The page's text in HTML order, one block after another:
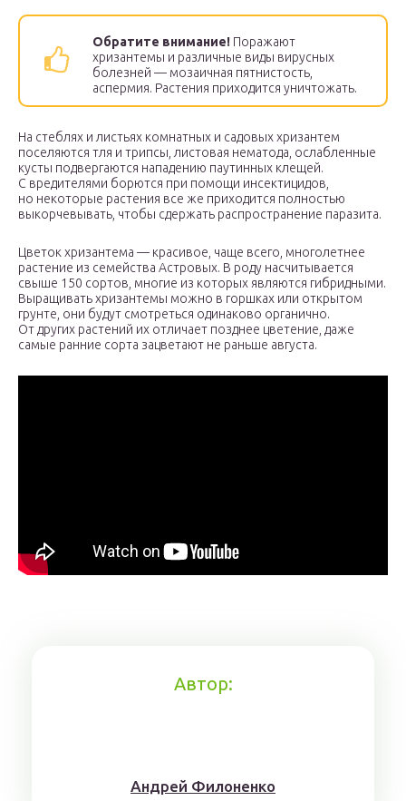
Обратите внимание! Поражают
хризантемы и различные виды вирусных
болезней — мозаичная пятнистость,
аспермия. Растения приходится уничтожать.
На стеблях и листьях комнатных и садовых хризантем
поселяются тля и трипсы, листовая нематода, ослабленные
кусты подвергаются нападению паутинных клещей.
С вредителями борются при помощи инсектицидов,
но некоторые растения все же приходится полностью
выкорчевывать, чтобы сдержать распространение паразита.
Цветок хризантема — красивое, чаще всего, многолетнее
растение из семейства Астровых. В роду насчитывается
свыше 150 сортов, многие из которых являются гибридными.
Выращивать хризантемы можно в горшках или открытом
грунте, они будут смотреться одинаково органично.
От других растений их отличает позднее цветение, даже
самые ранние сорта зацветают не раньше августа.
Автор:
Aндрeй Филoнeнкo